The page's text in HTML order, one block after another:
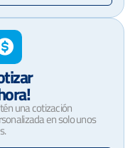
una cotización
en solo unos